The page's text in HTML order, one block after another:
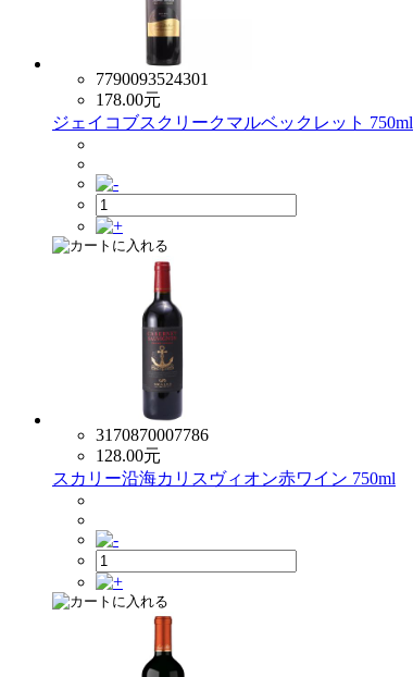
7790093524301
178.00元
ジェイコブスクリークマルベックレット 750ml
3170870007786
128.00元
スカリー沿海カリスヴィオン赤ワイン 750ml